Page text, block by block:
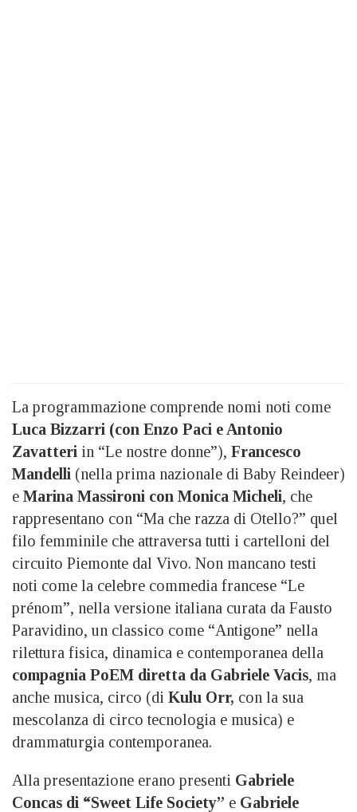
La programmazione comprende nomi noti come
Luca Bizzarri (con Enzo Paci e Antonio
Zavatteri in “Le nostre donne”), Francesco
Mandelli (nella prima nazionale di Baby Reindeer)
e Marina Massironi con Monica Micheli, che
rappresentano con “Ma che razza di Otello?” quel
filo femminile che attraversa tutti i cartelloni del
circuito Piemonte dal Vivo. Non mancano testi
noti come la celebre commedia francese “Le
prénom”, nella versione italiana curata da Fausto
Paravidino, un classico come “Antigone” nella
rilettura fisica, dinamica e contemporanea della
compagnia PoEM diretta da Gabriele Vacis, ma
anche musica, circo (di Kulu Orr, con la sua
mescolanza di circo tecnologia e musica) e
drammaturgia contemporanea.
Alla presentazione erano presenti Gabriele
Concas di “Sweet Life Society” e Gabriele